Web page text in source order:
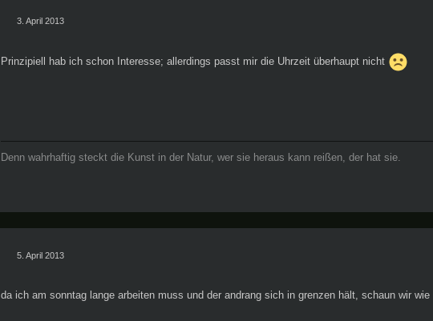
3. April 2013
Prinzipiell hab ich schon Interesse; allerdings passt mir die Uhrzeit überhaupt nicht
Denn wahrhaftig steckt die Kunst in der Natur, wer sie heraus kann reißen, der hat sie.
5. April 2013
da ich am sonntag lange arbeiten muss und der andrang sich in grenzen hält, schaun wir